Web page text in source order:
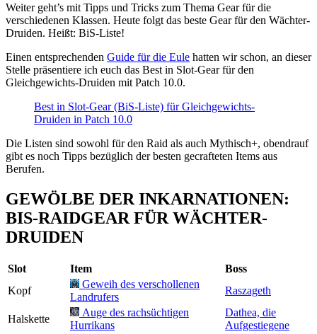
Weiter geht’s mit Tipps und Tricks zum Thema Gear für die
verschiedenen Klassen. Heute folgt das beste Gear für den Wächter-
Druiden. Heißt: BiS-Liste!
Einen entsprechenden Guide für die Eule hatten wir schon, an dieser
Stelle präsentiere ich euch das Best in Slot-Gear für den
Gleichgewichts-Druiden mit Patch 10.0.
Best in Slot-Gear (BiS-Liste) für Gleichgewichts-
Druiden in Patch 10.0
Die Listen sind sowohl für den Raid als auch Mythisch+, obendrauf
gibt es noch Tipps bezüglich der besten gecrafteten Items aus
Berufen.
GEWÖLBE DER INKARNATIONEN:
BIS-RAIDGEAR FÜR WÄCHTER-
DRUIDEN
Slot Item
Boss
Kopf
Geweih des verschollenen
Landrufers
Raszageth
Halskette
Auge des rachsüchtigen
Hurrikans
Dathea, die
Aufgestiegene